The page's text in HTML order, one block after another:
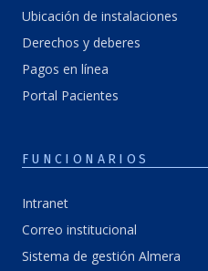
Ubicación de instalaciones
Derechos y deberes
Pagos en línea
Portal Pacientes
FUNCIONARIOS
Intranet
Correo institucional
Sistema de gestión Almera